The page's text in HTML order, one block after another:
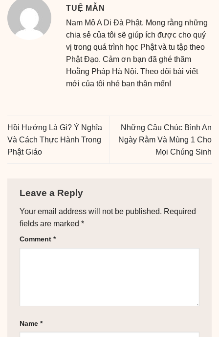
TUỆ MẪN
Nam Mô A Di Đà Phật. Mong rằng những
chia sẻ của tôi sẽ giúp ích được cho quý
vị trong quá trình học Phật và tu tập theo
Phật Đạo. Cảm ơn bạn đã ghé thăm
Hoằng Pháp Hà Nội. Theo dõi bài viết
mới của tôi nhé bạn thân mến!
Hồi Hướng Là Gì? Ý Nghĩa
Và Cách Thực Hành Trong
Phật Giáo
Những Câu Chúc Bình An
Ngày Rằm Và Mùng 1 Cho
Mọi Chúng Sinh
Leave a Reply
Your email address will not be published. Required
fields are marked *
Comment *
Name *